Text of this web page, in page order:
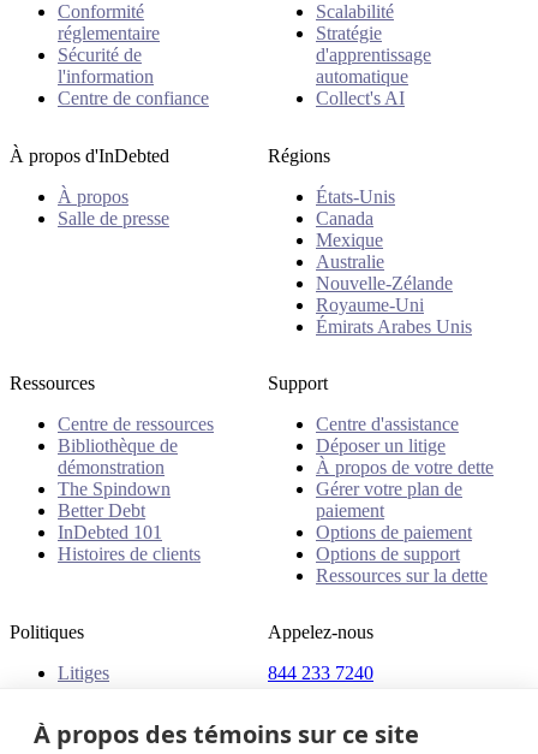
Conformité
réglementaire
Sécurité de
l'information
Centre de confiance
Scalabilité
Stratégie
d'apprentissage
automatique
Collect's AI
À propos d'InDebted
À propos
Salle de presse
Régions
États-Unis
Canada
Mexique
Australie
Nouvelle-Zélande
Royaume-Uni
Émirats Arabes Unis
Ressources
Centre de ressources
Bibliothèque de
démonstration
The Spindown
Better Debt
InDebted 101
Histoires de clients
Support
Centre d'assistance
Déposer un litige
À propos de votre dette
Gérer votre plan de
paiement
Options de paiement
Options de support
Ressources sur la dette
Politiques
Litiges
Appelez-nous
844 233 7240
À propos des témoins sur ce site